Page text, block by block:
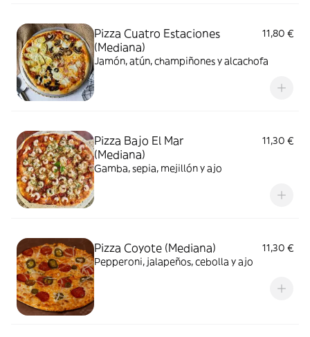
Pizza Cuatro Estaciones
(Mediana)
11,80 €
Jamón, atún, champiñones y alcachofa
Pizza Bajo El Mar
(Mediana)
11,30 €
Gamba, sepia, mejillón y ajo
Pizza Coyote (Mediana)
11,30 €
Pepperoni, jalapeños, cebolla y ajo